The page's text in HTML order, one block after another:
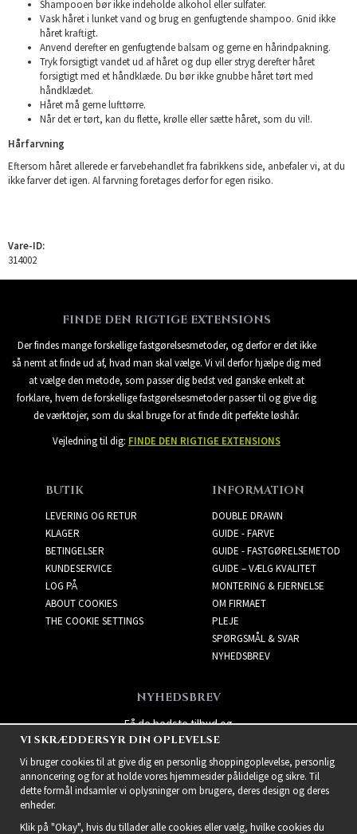
Shampooen bør ikke indeholde alkohol eller sulfater.
Vask håret i lunket vand og brug en genfugtende shampoo. Gnid ikke
håret kraftigt.
Anvend derefter en genfugtende balsam og gerne en hårindpakning.
Tryk forsigtigt vandet ud af håret og dup eller stryg derefter håret
forsigtigt med et håndklæde. Du bør ikke gnubbe håret tørt med
håndklædet.
Håret må gerne lufttørre.
Når det er tørt, kan du flette, krølle eller sætte håret, som du vil!.
Hårfarvning
Eftersom håret allerede er farvebehandlet fra fabrikkens side, anbefaler vi, at du
ikke farver det igen. Al farvning foretages derfor for egen risiko.
Vare-ID:
314002
FINDE DEN RIGTIGE EXTENSIONS
Der findes mange forskellige fastgørelsesmetoder, og derfor er det ikke
så nemt at finde ud af, hvad man skal vælge. Vi vil derfor hjælpe dig med
at vælge den metode, som passer dig bedst ved ganske enkelt at
forklare, hvem de forskellige fastgørelsesmetoder passer til og give dig
de værktøjer, som du skal bruge for at finde dit perfekte løshår.
Vejledning til dig: FINDE DEN RIGTIGE EXTENSIONS
BUTIK
LEVERING OG RETUR
KLAGER
BETINGELSER
KUNDESERVICE
LOG PÅ
ABOUT COOKIES
THE COOKIE SETTINGS
INFORMATION
DOUBLE DRAWN
GUIDE - FARVE
GUIDE - FASTGØRELSEMETOD
GUIDE – VÆLG KVALITET
MONTERING & FJERNELSE
OM FIRMAET
PLEJE
SPØRGSMÅL & SVAR
NYHEDSBREV
NYHEDSBREV
Få de bedste tilbud og
spændende nye produkter!
VI SKRÆDDERSYR DIN OPLEVELSE
Vi bruger cookies til at give dig en personlig shoppingoplevelse, personlig
annoncering og for at holde vores hjemmesider pålidelige og sikre. Til
dette formål indsamler vi oplysninger om brugere, deres design og deres
enheder.
Klik på "Okay", hvis du tillader alle cookies eller vælg, hvilke cookies du